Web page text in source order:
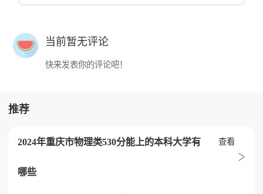
当前暂无评论
快来发表你的评论吧！
推荐
2024年重庆市物理类530分能上的本科大学有
哪些
查看